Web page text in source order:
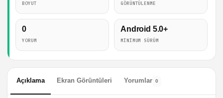
BOYUT GÖRÜNTÜLENME
0
YORUM
Android 5.0+
MINIMUM SÜRÜM
Açıklama Ekran Görüntüleri Yorumlar 0